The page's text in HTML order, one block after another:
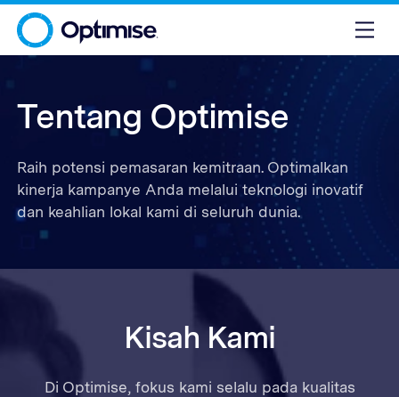
Tentang Optimise
Raih potensi pemasaran kemitraan. Optimalkan
kinerja kampanye Anda melalui teknologi inovatif
dan keahlian lokal kami di seluruh dunia.
Kisah Kami
Di Optimise, fokus kami selalu pada kualitas